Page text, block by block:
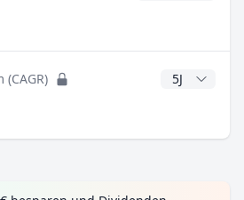
CAGR Jahre